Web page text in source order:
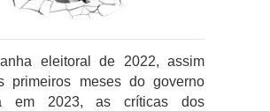
eleitoral de 2022, assim
primeiros meses do governo
em 2023, as críticas dos